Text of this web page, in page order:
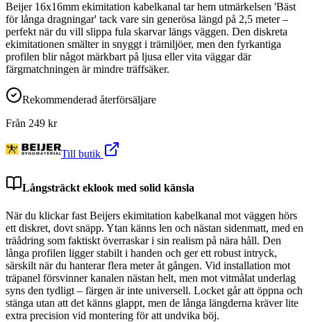
Beijer 16x16mm ekimitation kabelkanal tar hem utmärkelsen 'Bäst
för långa dragningar' tack vare sin generösa längd på 2,5 meter –
perfekt när du vill slippa fula skarvar längs väggen. Den diskreta
ekimitationen smälter in snyggt i trämiljöer, men den fyrkantiga
profilen blir något märkbart på ljusa eller vita väggar där
färgmatchningen är mindre träffsäker.
Rekommenderad återförsäljare
Från 249 kr
Till butik
Långsträckt eklook med solid känsla
När du klickar fast Beijers ekimitation kabelkanal mot väggen hörs
ett diskret, dovt snäpp. Ytan känns len och nästan sidenmatt, med en
träådring som faktiskt överraskar i sin realism på nära håll. Den
långa profilen ligger stabilt i handen och ger ett robust intryck,
särskilt när du hanterar flera meter åt gången. Vid installation mot
träpanel försvinner kanalen nästan helt, men mot vitmålat underlag
syns den tydligt – färgen är inte universell. Locket går att öppna och
stänga utan att det känns glappt, men de långa längderna kräver lite
extra precision vid montering för att undvika böj.